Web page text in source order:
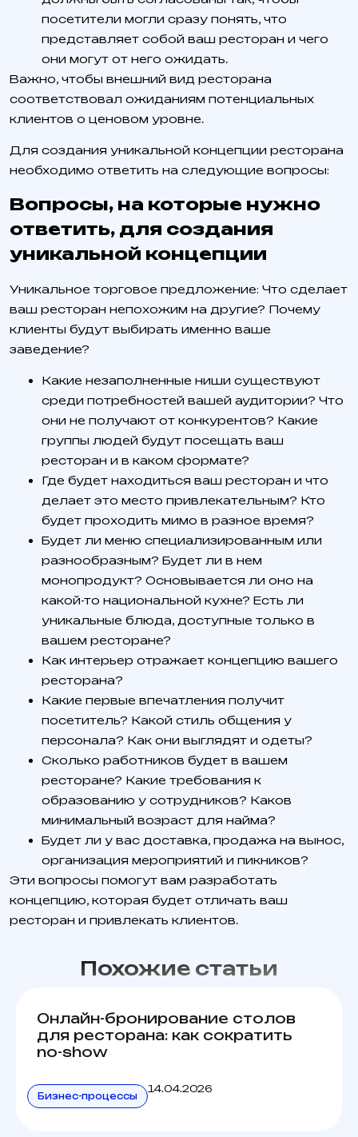
посетители могли сразу понять, что
представляет собой ваш ресторан и чего
они могут от него ожидать.
Важно, чтобы внешний вид ресторана
соответствовал ожиданиям потенциальных
клиентов о ценовом уровне.
Для создания уникальной концепции ресторана
необходимо ответить на следующие вопросы:
Вопросы, на которые нужно
ответить, для создания
уникальной концепции
Уникальное торговое предложение: Что сделает
ваш ресторан непохожим на другие? Почему
клиенты будут выбирать именно ваше
заведение?
Какие незаполненные ниши существуют
среди потребностей вашей аудитории? Что
они не получают от конкурентов? Какие
группы людей будут посещать ваш
ресторан и в каком формате?
Где будет находиться ваш ресторан и что
делает это место привлекательным? Кто
будет проходить мимо в разное время?
Будет ли меню специализированным или
разнообразным? Будет ли в нем
монопродукт? Основывается ли оно на
какой-то национальной кухне? Есть ли
уникальные блюда, доступные только в
вашем ресторане?
Как интерьер отражает концепцию вашего
ресторана?
Какие первые впечатления получит
посетитель? Какой стиль общения у
персонала? Как они выглядят и одеты?
Сколько работников будет в вашем
ресторане? Какие требования к
образованию у сотрудников? Каков
минимальный возраст для найма?
Будет ли у вас доставка, продажа на вынос,
организация мероприятий и пикников?
Эти вопросы помогут вам разработать
концепцию, которая будет отличать ваш
ресторан и привлекать клиентов.
Похожие статьи
Онлайн-бронирование столов
для ресторана: как сократить
no-show
Бизнес-процессы
14.04.2026